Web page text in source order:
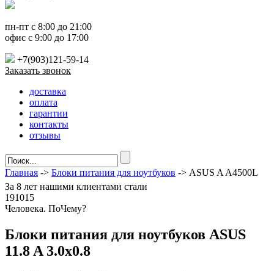
пн-пт с 8:00 до 21:00
офис с 9:00 до 17:00
+7(903)121-59-14
Заказать звонок
доставка
оплата
гарантии
контакты
отзывы
Главная -> Блоки питания для ноутбуков -> ASUS A A4500L
За 8 лет нашими клиентами стали
191015
Человека. ПоЧему?
Блоки питания для ноутбуков ASUS
11.8 A 3.0x0.8